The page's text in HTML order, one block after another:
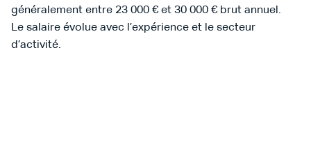
généralement entre 23 000 € et 30 000 € brut annuel.
Le salaire évolue avec l’expérience et le secteur
d’activité.